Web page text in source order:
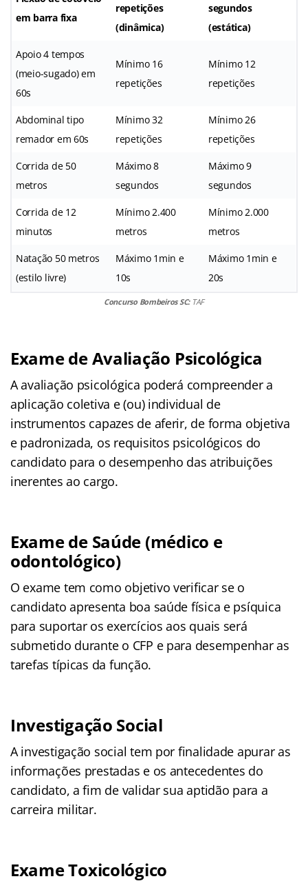
em barra fixa
repetições
(dinâmica)
segundos
(estática)
Apoio 4 tempos
(meio-sugado) em
60s
Mínimo 16
repetições
Mínimo 12
repetições
Abdominal tipo
remador em 60s
Mínimo 32
repetições
Mínimo 26
repetições
Corrida de 50
metros
Máximo 8
segundos
Máximo 9
segundos
Corrida de 12
minutos
Mínimo 2.400
metros
Mínimo 2.000
metros
Natação 50 metros
(estilo livre)
Máximo 1min e
10s
Máximo 1min e
20s
Concurso Bombeiros SC: TAF
Exame de Avaliação Psicológica
A avaliação psicológica poderá compreender a
aplicação coletiva e (ou) individual de
instrumentos capazes de aferir, de forma objetiva
e padronizada, os requisitos psicológicos do
candidato para o desempenho das atribuições
inerentes ao cargo.
Exame de Saúde (médico e
odontológico)
O exame tem como objetivo verificar se o
candidato apresenta boa saúde física e psíquica
para suportar os exercícios aos quais será
submetido durante o CFP e para desempenhar as
tarefas típicas da função.
Investigação Social
A investigação social tem por finalidade apurar as
informações prestadas e os antecedentes do
candidato, a fim de validar sua aptidão para a
carreira militar.
Exame Toxicológico